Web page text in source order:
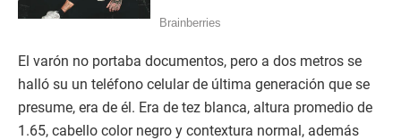
El varón no portaba documentos, pero a dos metros se
halló su un teléfono celular de última generación que se
presume, era de él. Era de tez blanca, altura promedio de
1.65, cabello color negro y contextura normal, además